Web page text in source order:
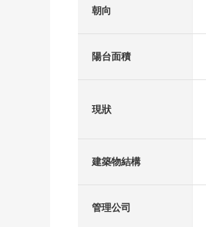
朝向
陽台面積
現狀
建築物結構
管理公司